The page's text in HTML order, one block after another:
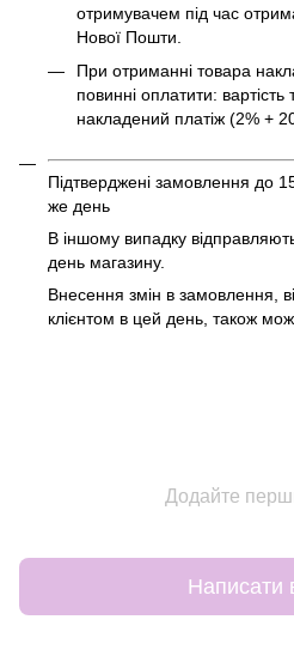
отримувачем під час
Нової Пошти.
При отриманні товара
повинні оплатити: вартість
накладений платіж (2% +
Підтверджені замовлення до
же день
В іншому випадку
день магазину.
Внесення змін в замовлення,
клієнтом в цей день, також
Додайте
Написати